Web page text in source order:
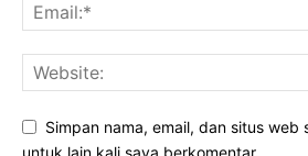
Simpan nama, email, dan situs web